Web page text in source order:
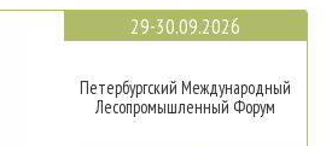
29-30.09.2026
Петербургский Международный
Лесопромышленный Форум